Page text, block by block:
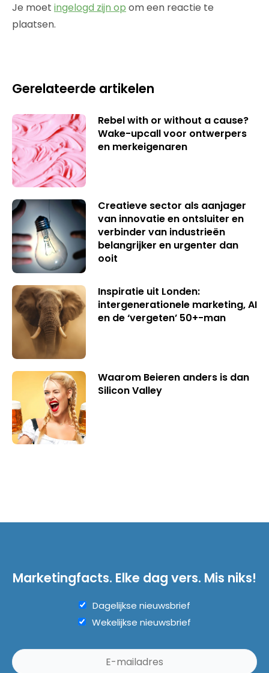
Je moet ingelogd zijn op om een reactie te
plaatsen.
Gerelateerde artikelen
Rebel with or without a cause?
Wake-upcall voor ontwerpers
en merkeigenaren
Creatieve sector als aanjager
van innovatie en ontsluiter en
verbinder van industrieën
belangrijker en urgenter dan
ooit
Inspiratie uit Londen:
intergenerationele marketing, AI
en de ‘vergeten’ 50+-man
Waarom Beieren anders is dan
Silicon Valley
Marketingfacts. Elke dag vers. Mis niks!
Dagelijkse nieuwsbrief
Wekelijkse nieuwsbrief